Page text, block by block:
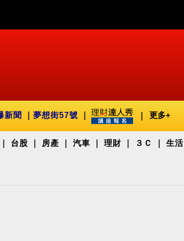
新聞 夢想街57號 更多+
台股 房產 汽車 理財 ３Ｃ 生活